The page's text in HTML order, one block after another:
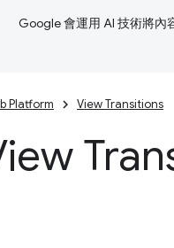
Google 會運用 AI 技術將內
Platform View Transitions